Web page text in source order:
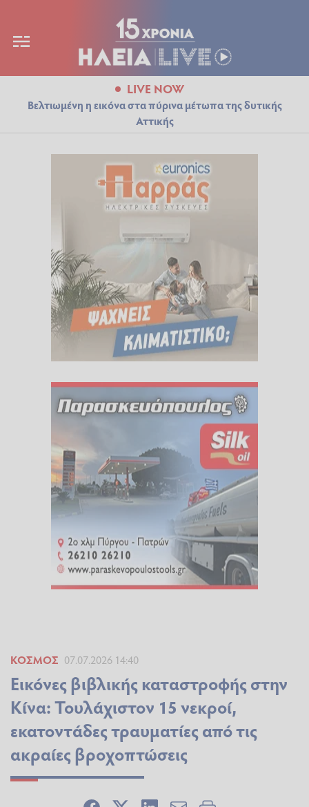
LIVE NOW
Βελτιωμένη η εικόνα στα πύρινα μέτωπα της δυτικής
Αττικής
ΚΌΣΜΟΣ 07.07.2026 14:40
Εικόνες βιβλικής καταστροφής στην
Κίνα: Τουλάχιστον 15 νεκροί,
εκατοντάδες τραυματίες από τις
ακραίες βροχοπτώσεις